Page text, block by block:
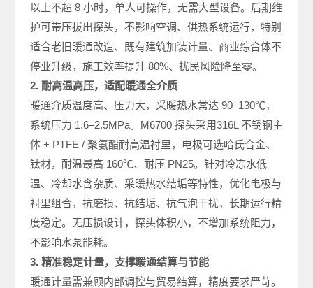
以上不超 8 小时，单人可操作，无需大型设备。后期维
护可带压拔出探头，不影响空调、供热系统运行，特别
适合老旧暖通改造、既有建筑加装计量、商业综合体不
停业升级，施工效率提升 80%、扰民风险降至零。
2. 耐高温高压，适配暖通全介质
暖通介质温度高、压力大，采暖热水常达 90–130℃，
系统压力 1.6–2.5MPa。M6700 探头采用316L 不锈钢主
体 + PTFE / 聚氨酯耐高温衬里，电极可选哈氏合金、
钛材，耐温最高 160℃、耐压 PN25。针对冷冻水低
温、冷却水含杂质、采暖热水结垢等特性，优化电极与
衬里组合，抗磨损、抗结垢、抗气泡干扰，长期运行精
度稳定。无压损设计，探头体积小，不增加系统阻力，
不影响水泵能耗。
3. 精准稳定计量，支撑暖通结算与节能
暖通计量需兼顾内部调控与贸易结算，精度要求严苛。